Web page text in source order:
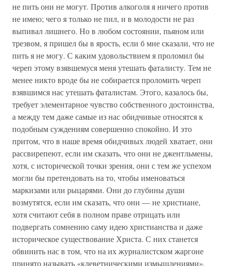
не пить они не могут. Против алкоголя я ничего против
не имею; чего я только не пил, и в молодости не раз
выпивал лишнего. Но в любом состоянии, пьяном или
трезвом, я пришел бы в ярость, если б мне сказали, что не
пить я не могу. С каким удовольствием я проломил бы
череп этому взявшемуся меня утешать фаталисту. Тем не
менее никто вроде бы не собирается проломить череп
взявшимся нас утешать фаталистам. Этого, казалось бы,
требует элементарное чувство собственного достоинства,
а между тем даже самые из нас обидчивые относятся к
подобным суждениям совершенно спокойно. И это
притом, что в наше время обидчивых людей хватает, они
рассвирепеют, если им сказать, что они не джентльмены,
хотя, с исторической точки зрения, они с тем же успехом
могли бы претендовать на то, чтобы именоваться
маркизами или рыцарями. Они до глубины души
возмутятся, если им сказать, что они — не христиане,
хотя считают себя в полном праве отрицать или
подвергать сомнению саму идею христианства и даже
историческое существование Христа. С них станется
обвинить нас в том, что на их журналистском жаргоне
принято называть «клеветническими измышлениями»,